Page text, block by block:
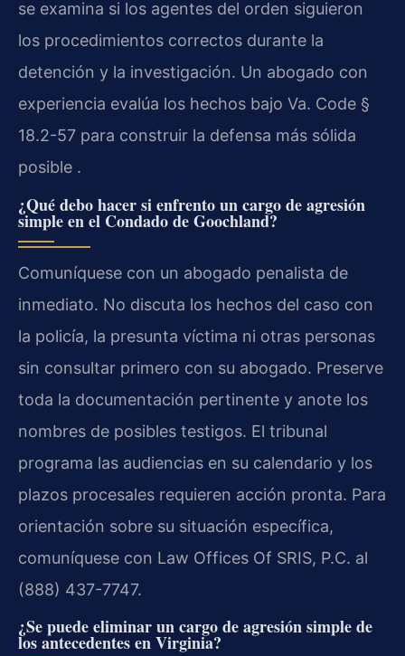
se examina si los agentes del orden siguieron
los procedimientos correctos durante la
detención y la investigación. Un abogado con
experiencia evalúa los hechos bajo Va. Code §
18.2-57 para construir la defensa más sólida
posible .
¿Qué debo hacer si enfrento un cargo de agresión
simple en el Condado de Goochland?
Comuníquese con un abogado penalista de
inmediato. No discuta los hechos del caso con
la policía, la presunta víctima ni otras personas
sin consultar primero con su abogado. Preserve
toda la documentación pertinente y anote los
nombres de posibles testigos. El tribunal
programa las audiencias en su calendario y los
plazos procesales requieren acción pronta. Para
orientación sobre su situación específica,
comuníquese con Law Offices Of SRIS, P.C. al
(888) 437-7747.
¿Se puede eliminar un cargo de agresión simple de
los antecedentes en Virginia?